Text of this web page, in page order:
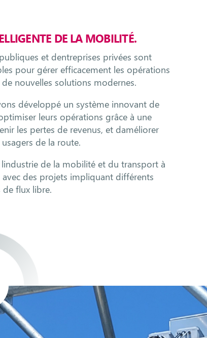
DE LA MOBILITÉ.
et dentreprises privées sont
pour gérer efficacement les opérations
nouvelles solutions modernes.
développé un système innovant de
leurs opérations grâce à une
les pertes de revenus, et daméliorer
de la route.
de la mobilité et du transport à
des projets impliquant différents
flux libre.